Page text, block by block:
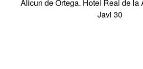
OTROS